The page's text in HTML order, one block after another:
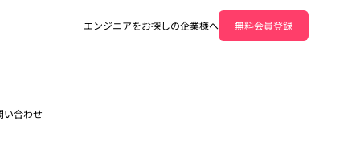
エンジニアをお探しの企業様へ 無料会員登録
い合わせ